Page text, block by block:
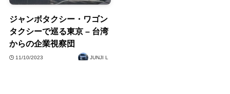
ジャンボタクシー・ワゴン
タクシーで巡る東京 – 台湾
からの企業視察団
11/10/2023 JUNJI L